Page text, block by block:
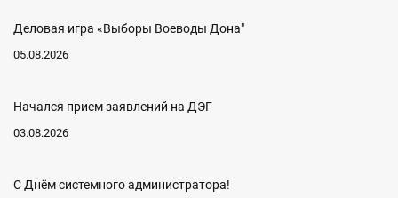
Деловая игра «Выборы Воеводы Дона"
05.08.2026
Начался прием заявлений на ДЭГ
03.08.2026
С Днём системного администратора!